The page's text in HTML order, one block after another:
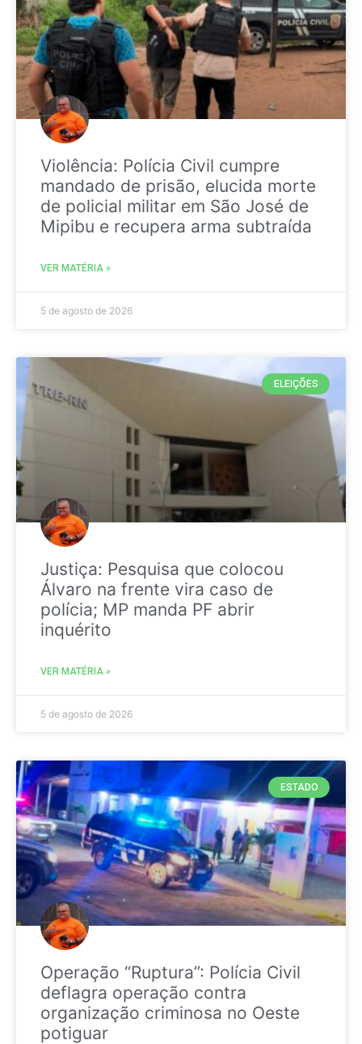
Violência: Polícia Civil cumpre
mandado de prisão, elucida morte
de policial militar em São José de
Mipibu e recupera arma subtraída
VER MATÉRIA »
5 de agosto de 2026
ELEIÇÕES
Justiça: Pesquisa que colocou
Álvaro na frente vira caso de
polícia; MP manda PF abrir
inquérito
VER MATÉRIA »
5 de agosto de 2026
ESTADO
Operação “Ruptura”: Polícia Civil
deflagra operação contra
organização criminosa no Oeste
potiguar